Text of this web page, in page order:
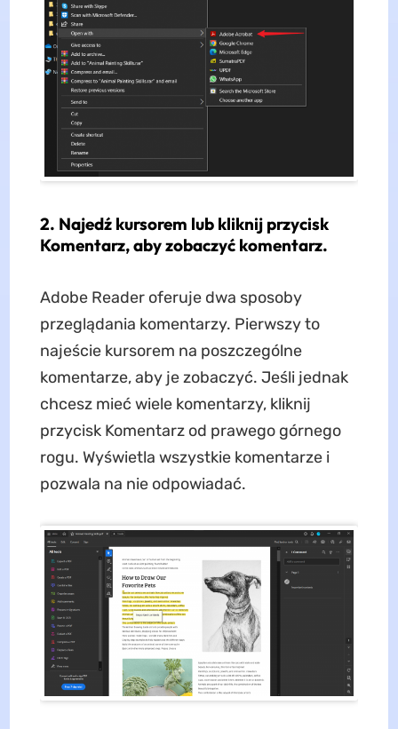
2. Najedź kursorem lub kliknij przycisk
Komentarz, aby zobaczyć komentarz.
Adobe Reader oferuje dwa sposoby
przeglądania komentarzy. Pierwszy to
najeście kursorem na poszczególne
komentarze, aby je zobaczyć. Jeśli jednak
chcesz mieć wiele komentarzy, kliknij
przycisk Komentarz od prawego górnego
rogu. Wyświetla wszystkie komentarze i
pozwala na nie odpowiadać.